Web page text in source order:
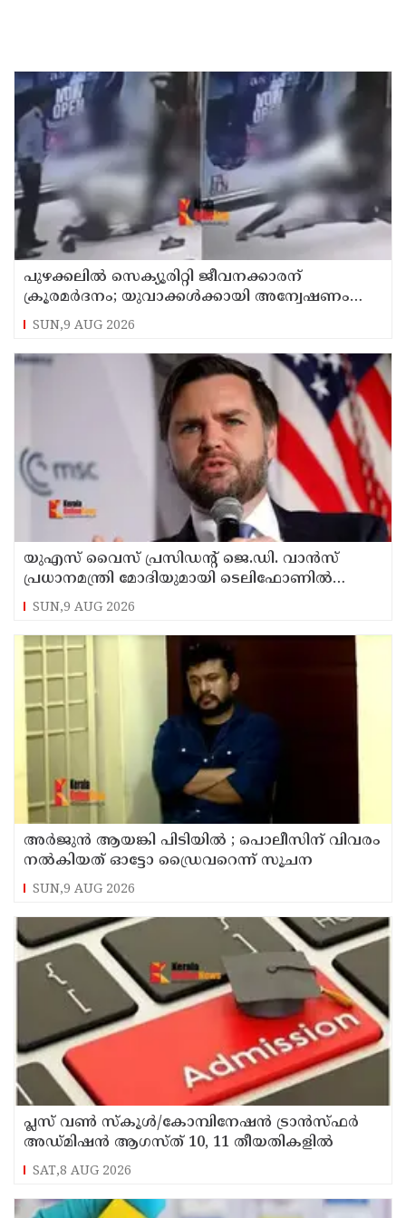
പുഴക്കലില്‍ സെക്യൂരിറ്റി ജീവനക്കാരന്
ക്രൂരമര്‍ദനം; യുവാക്കള്‍ക്കായി അന്വേഷണം
തുടരുന്നു
SUN,9 AUG 2026
യുഎസ് വൈസ് പ്രസിഡന്റ് ജെ.ഡി. വാന്‍സ്
പ്രധാനമന്ത്രി മോദിയുമായി ടെലിഫോണില്‍
സംഭാഷണം നടത്തി
SUN,9 AUG 2026
അര്‍ജുന്‍ ആയങ്കി പിടിയില്‍ ; പൊലീസിന് വിവരം
നല്‍കിയത് ഓട്ടോ ഡ്രൈവറെന്ന് സൂചന
SUN,9 AUG 2026
പ്ലസ് വൺ സ്‌കൂൾ/കോമ്പിനേഷൻ ട്രാൻസ്ഫർ
അഡ്മിഷൻ ആഗസ്ത് 10, 11 തീയതികളിൽ
SAT,8 AUG 2026